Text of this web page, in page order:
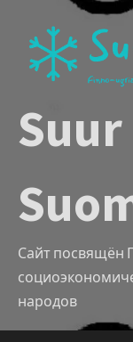
Suur
Сайт посвящён
народов